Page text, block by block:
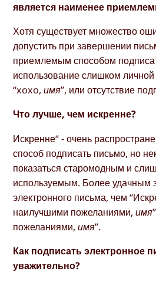
является наименее
Хотя существует множество
допустить при завершении
приемлемым способом
использование слишком
“xoxo,имя”, или отсутствие
Что лучше, чем искренне?
Искренне“ - очень
способ подписать письмо, но
показаться старомодным и
используемым. Более удачным
электронного письма, чем
наилучшими пожеланиями,имя
пожеланиями,имя”.
Как подписать электронное
уважительно?